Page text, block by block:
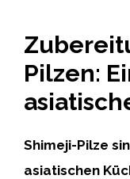
Pilzen:
Shimeji-Pilze
asiatischen